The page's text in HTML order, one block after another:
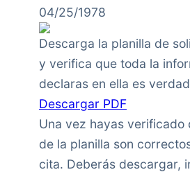
04/25/1978
Descarga la planilla de
y verifica que toda la
declaras en ella es
Descargar PDF
Una vez hayas verificado
de la planilla son
cita. Deberás descargar,